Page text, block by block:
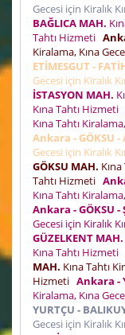
Gecesi için Kiralık
BAĞLICA MAH.
Tahtı Hizmeti
Kiralama, Kına
ETİMESGUT -
Gecesi için Kiralık
İSTASYON MAH.
Kına Tahtı Hizmeti
Kına Tahtı
Ankara - GÖKSU -
Gecesi için Kiralık
GÖKSU MAH.
Tahtı Hizmeti
Kına Tahtı
Ankara - GÖKSU -
Gecesi için Kiralık
GÜZELKENT MAH.
Kına Tahtı Hizmeti
MAH. Kına Tahtı
Hizmeti Ankara -
Kiralama, Kına
YURTÇU -
Gecesi için Kiralık